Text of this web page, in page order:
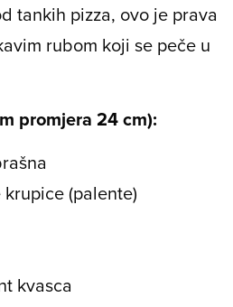
tankih pizza, ovo je prava
rubom koji se peče u
promjera 24 cm):
(palente)
kvasca